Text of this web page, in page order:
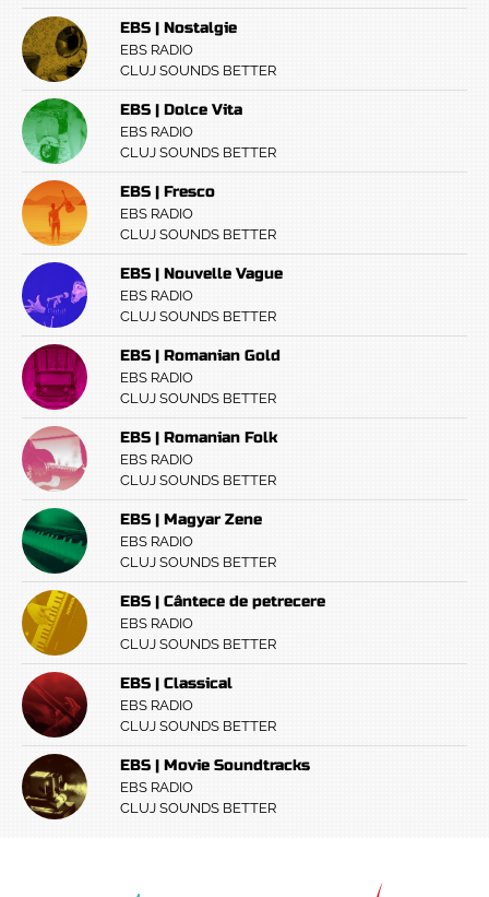
EBS | Nostalgie
EBS RADIO
CLUJ SOUNDS BETTER
EBS | Dolce Vita
EBS RADIO
CLUJ SOUNDS BETTER
EBS | Fresco
EBS RADIO
CLUJ SOUNDS BETTER
EBS | Nouvelle Vague
EBS RADIO
CLUJ SOUNDS BETTER
EBS | Romanian Gold
EBS RADIO
CLUJ SOUNDS BETTER
EBS | Romanian Folk
EBS RADIO
CLUJ SOUNDS BETTER
EBS | Magyar Zene
EBS RADIO
CLUJ SOUNDS BETTER
EBS | Cântece de petrecere
EBS RADIO
CLUJ SOUNDS BETTER
EBS | Classical
EBS RADIO
CLUJ SOUNDS BETTER
EBS | Movie Soundtracks
EBS RADIO
CLUJ SOUNDS BETTER